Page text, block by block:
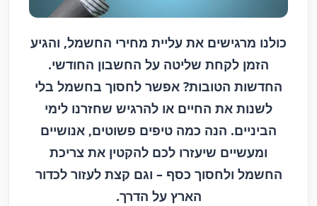
כולנו מרגישים את עליית מחירי החשמל, והגיע
הזמן לקחת שליטה על החשבון החודשי.
החדשות הטובות? אפשר לחסוך בחשמל בלי
לשנות את החיים או להרגיש שחזרנו לימי
הביניים. הנה כמה טיפים פשוטים, אנושיים
ומעשיים שיעזרו לכם להקטין את צריכת
החשמל ולחסוך כסף – וגם קצת לעזור לכדור
הארץ על הדרך.